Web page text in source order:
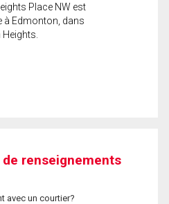
Place NW est
à Edmonton, dans
renseignements
avec un courtier?